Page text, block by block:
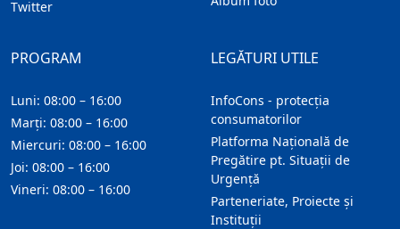
Twitter
LEGĂTURI UTILE
InfoCons - protecția
consumatorilor
Platforma Națională de
Pregătire pt. Situații de
Urgență
Parteneriate, Proiecte și
Instituții
PROGRAM
Luni: 08:00 – 16:00
Marți: 08:00 – 16:00
Miercuri: 08:00 – 16:00
Joi: 08:00 – 16:00
Vineri: 08:00 – 16:00